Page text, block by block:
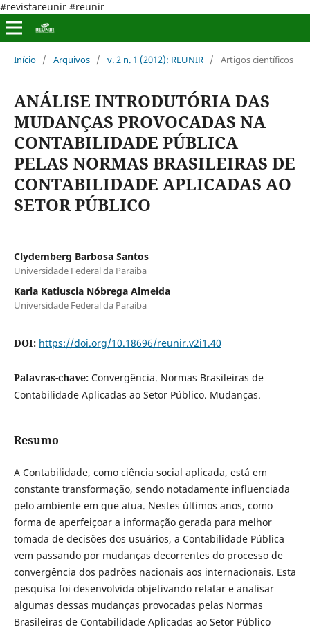
#revistareunir #reunir
Início / Arquivos / v. 2 n. 1 (2012): REUNIR / Artigos científicos
ANÁLISE INTRODUTÓRIA DAS
MUDANÇAS PROVOCADAS NA
CONTABILIDADE PÚBLICA
PELAS NORMAS BRASILEIRAS DE
CONTABILIDADE APLICADAS AO
SETOR PÚBLICO
Clydemberg Barbosa Santos
Universidade Federal da Paraiba
Karla Katiuscia Nóbrega Almeida
Universidade Federal da Paraíba
DOI: https://doi.org/10.18696/reunir.v2i1.40
Palavras-chave: Convergência. Normas Brasileiras de
Contabilidade Aplicadas ao Setor Público. Mudanças.
Resumo
A Contabilidade, como ciência social aplicada, está em
constante transformação, sendo notadamente influenciada
pelo ambiente em que atua. Nestes últimos anos, como
forma de aperfeiçoar a informação gerada para melhor
tomada de decisões dos usuários, a Contabilidade Pública
vem passando por mudanças decorrentes do processo de
convergência dos padrões nacionais aos internacionais. Esta
pesquisa foi desenvolvida objetivando relatar e analisar
algumas dessas mudanças provocadas pelas Normas
Brasileiras de Contabilidade Aplicadas ao Setor Público